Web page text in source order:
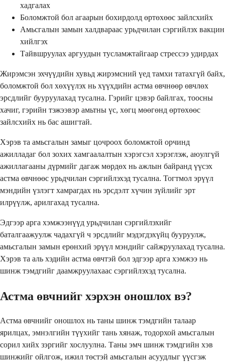
хадгалах
Боломжтой бол агаарын бохирдолд өртөхөөс зайлсхийх
Амьсгалын замын халдвараас урьдчилан сэргийлэх вакцин
хийлгэх
Тайвшруулах аргуудын тусламжтайгаар стрессээ удирдах
Жирэмсэн эхчүүдийн хувьд жирэмсний үед тамхи татахгүй байх,
боломжтой бол хөхүүлэх нь хүүхдийн астма өвчнөөр өвчлөх
эрсдлийг бууруулахад тусална. Гэрийг цэвэр байлгах, тоосны
хачиг, гэрийн тэжээвэр амьтны үс, хөгц мөөгөнд өртөхөөс
зайлсхийх нь бас ашигтай.
Хэрэв та амьсгалын замыг цочроох боломжтой орчинд
ажилладаг бол зохих хамгаалалтын хэрэгсэл хэрэглэж, аюулгүй
ажиллагааны дүрмийг дагаж мөрдөх нь ажлын байранд үүсэх
астма өвчнөөс урьдчилан сэргийлэхэд тусална. Тогтмол эрүүл
мэндийн үзлэгт хамрагдах нь эрсдэлт хүчин зүйлийг эрт
илрүүлж, арилгахад тусална.
Эдгээр арга хэмжээнүүд урьдчилан сэргийлэхийг
баталгаажуулж чадахгүй ч эрсдлийг мэдэгдэхүйц бууруулж,
амьсгалын замын ерөнхий эрүүл мэндийг сайжруулахад тусална.
Хэрэв та аль хэдийн астма өвчтэй бол эдгээр арга хэмжээ нь
шинж тэмдгийг даамжруулахаас сэргийлэхэд тусална.
Астма өвчнийг хэрхэн оношлох вэ?
Астма өвчнийг оношлох нь таны шинж тэмдгийн талаар
ярилцах, эмнэлгийн түүхийг тань хянаж, тодорхой амьсгалын
сорил хийх зэргийг хослуулна. Таны эмч шинж тэмдгийн хэв
шинжийг ойлгож, ижил төстэй амьсгалын асуудлыг үүсгэж